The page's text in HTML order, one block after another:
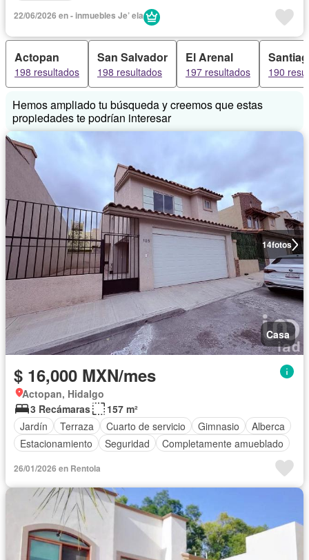
22/06/2026 en - inmuebles Je’ ela
Actopan
198 resultados
San Salvador
198 resultados
El Arenal
197 resultados 190
Hemos ampliado tu búsqueda y creemos que estas
propiedades te podrían interesar
14fotos
Casa
$ 16,000 MXN/mes
Actopan, Hidalgo
3 Recámaras
157 m²
Jardín
Terraza Cuarto de servicio Gimnasio
Alberca
Estacionamiento
Seguridad Completamente amueblado
26/01/2026 en Rentola